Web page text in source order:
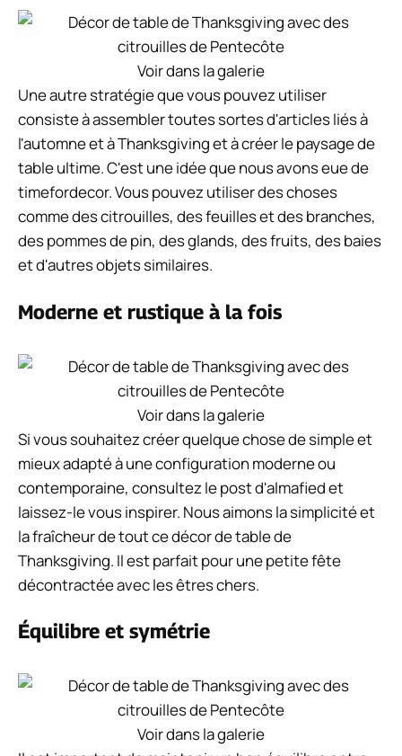
Voir dans la galerie
Une autre stratégie que vous pouvez utiliser
consiste à assembler toutes sortes d'articles liés à
l'automne et à Thanksgiving et à créer le paysage de
table ultime. C'est une idée que nous avons eue de
timefordecor. Vous pouvez utiliser des choses
comme des citrouilles, des feuilles et des branches,
des pommes de pin, des glands, des fruits, des baies
et d'autres objets similaires.
Moderne et rustique à la fois
Voir dans la galerie
Si vous souhaitez créer quelque chose de simple et
mieux adapté à une configuration moderne ou
contemporaine, consultez le post d'almafied et
laissez-le vous inspirer. Nous aimons la simplicité et
la fraîcheur de tout ce décor de table de
Thanksgiving. Il est parfait pour une petite fête
décontractée avec les êtres chers.
Équilibre et symétrie
Voir dans la galerie